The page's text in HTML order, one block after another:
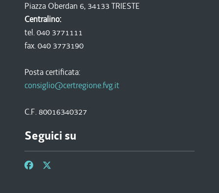
Piazza Oberdan 6, 34133 TRIESTE
Centralino:
tel. 040 3771111
fax. 040 3773190
Posta certificata:
consiglio@certregione.fvg.it
C.F. 80016340327
Seguici su